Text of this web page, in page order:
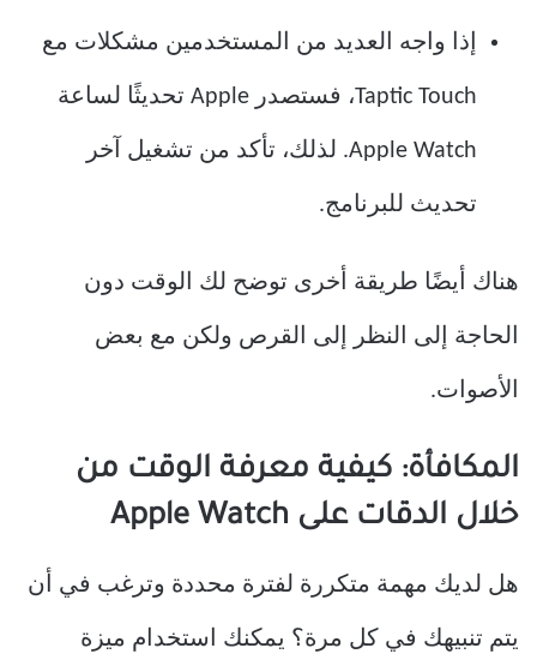
إذا واجه العديد من المستخدمين مشكلات مع
Taptic Touch، فستصدر Apple تحديثًا لساعة
Apple Watch. لذلك، تأكد من تشغيل آخر
تحديث للبرنامج.
هناك أيضًا طريقة أخرى توضح لك الوقت دون
الحاجة إلى النظر إلى القرص ولكن مع بعض
الأصوات.
المكافأة: كيفية معرفة الوقت من
خلال الدقات على Apple Watch
هل لديك مهمة متكررة لفترة محددة وترغب في أن
يتم تنبيهك في كل مرة؟ يمكنك استخدام ميزة